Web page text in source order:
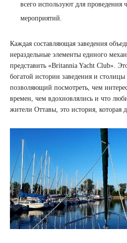
всего используют для проведения
мероприятий.
Каждая составляющая заведения
нераздельные элементы единого
представить «Britannia Yacht Club».
богатой истории заведения и
позволяющий посмотреть, чем
времен, чем вдохновлялись и что
жители Оттавы, это история, которая